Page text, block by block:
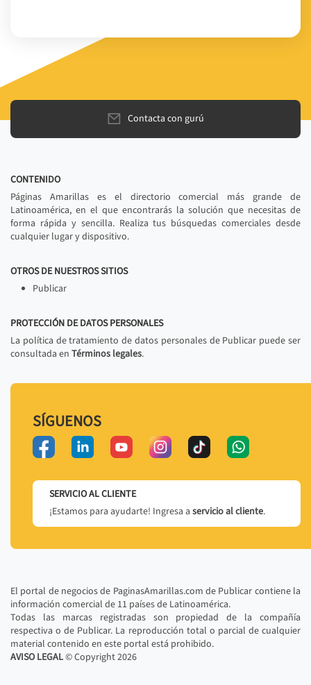
Contacta con gurú
CONTENIDO
Páginas Amarillas es el directorio comercial más grande de
Latinoamérica, en el que encontrarás la solución que necesitas de
forma rápida y sencilla. Realiza tus búsquedas comerciales desde
cualquier lugar y dispositivo.
OTROS DE NUESTROS SITIOS
Publicar
PROTECCIÓN DE DATOS PERSONALES
La política de tratamiento de datos personales de Publicar puede ser
consultada en Términos legales.
SÍGUENOS
SERVICIO AL CLIENTE
¡Estamos para ayudarte! Ingresa a servicio al cliente.
El portal de negocios de PaginasAmarillas.com de Publicar contiene la
información comercial de 11 países de Latinoamérica.
Todas las marcas registradas son propiedad de la compañía
respectiva o de Publicar. La reproducción total o parcial de cualquier
material contenido en este portal está prohibido.
AVISO LEGAL© Copyright2026